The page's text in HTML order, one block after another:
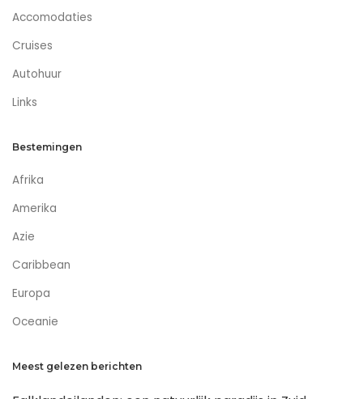
Accomodaties
Cruises
Autohuur
Links
Bestemingen
Afrika
Amerika
Azie
Caribbean
Europa
Oceanie
Meest gelezen berichten